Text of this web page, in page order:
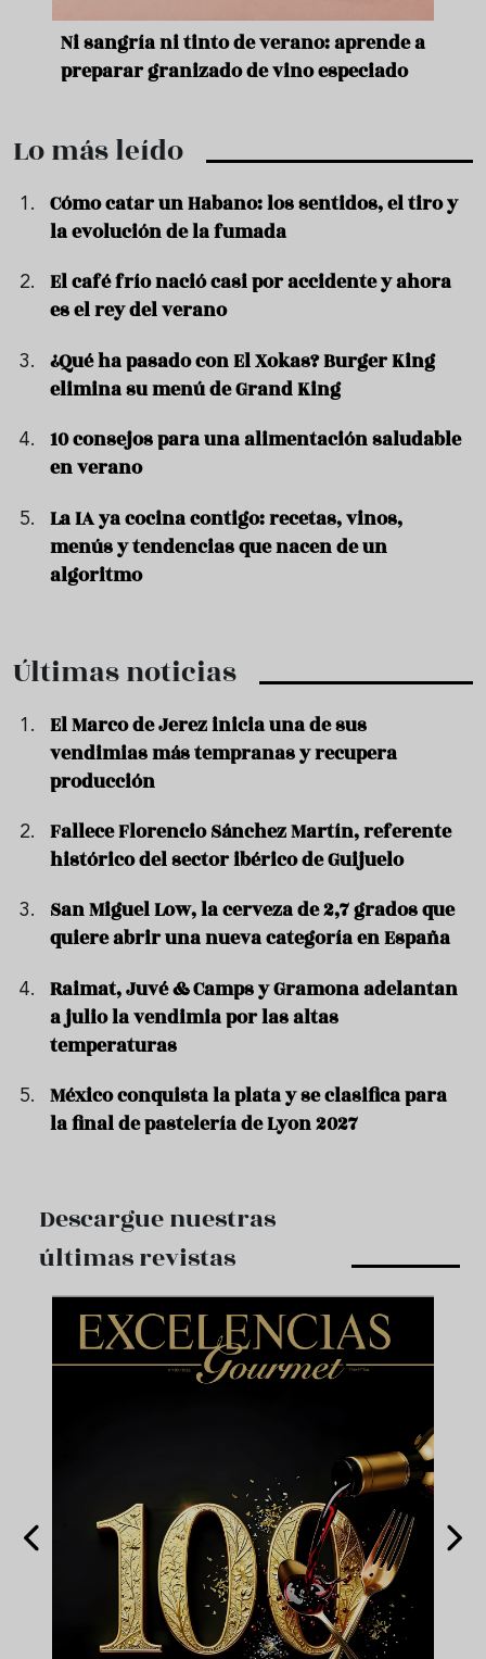
Ni sangría ni tinto de verano: aprende a
preparar granizado de vino especiado
Lo más leído
Cómo catar un Habano: los sentidos, el tiro y
la evolución de la fumada
El café frío nació casi por accidente y ahora
es el rey del verano
¿Qué ha pasado con El Xokas? Burger King
elimina su menú de Grand King
10 consejos para una alimentación saludable
en verano
La IA ya cocina contigo: recetas, vinos,
menús y tendencias que nacen de un
algoritmo
Últimas noticias
El Marco de Jerez inicia una de sus
vendimias más tempranas y recupera
producción
Fallece Florencio Sánchez Martín, referente
histórico del sector ibérico de Guijuelo
San Miguel Low, la cerveza de 2,7 grados que
quiere abrir una nueva categoría en España
Raimat, Juvé & Camps y Gramona adelantan
a julio la vendimia por las altas
temperaturas
México conquista la plata y se clasifica para
la final de pastelería de Lyon 2027
Descargue nuestras
últimas revistas